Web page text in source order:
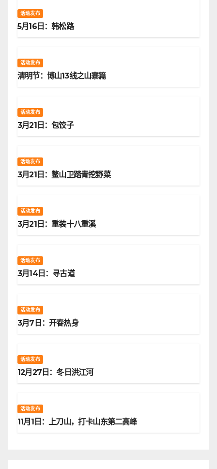
活动发布
5月16日：韩松路
活动发布
清明节：博山13线之山寨篇
活动发布
3月21日：包饺子
活动发布
3月21日：鳌山卫踏青挖野菜
活动发布
3月21日：重装十八重溪
活动发布
3月14日：寻古道
活动发布
3月7日：开春热身
活动发布
12月27日：冬日洪江河
活动发布
11月1日：上刀山，打卡山东第二高峰